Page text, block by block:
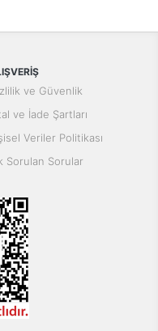
ve Güvenlik
ve İade Şartları
Veriler Politikası
Sorulan Sorular